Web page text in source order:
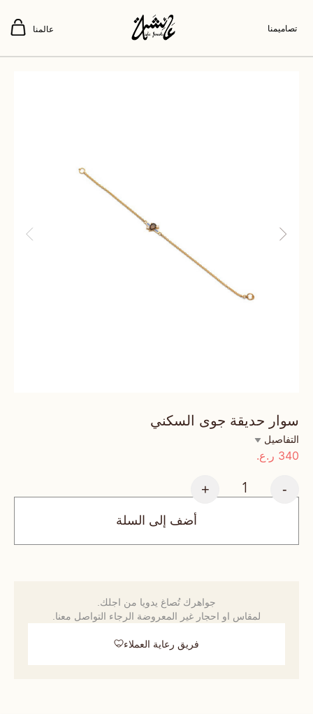
تصاميمنا عالمنا
سوار حديقة جوى السكني
التفاصيل
340 ر.ع.
-
+
أضف إلى السلة
جواهرك تُصاغ يدويا من اجلك.
لمقاس او احجار غير المعروضة الرجاء التواصل معنا.
فريق رعاية العملاء